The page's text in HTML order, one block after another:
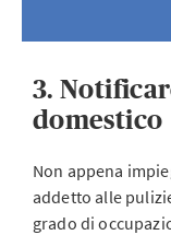
3.
domestico
Non appena
addetto alle
grado di